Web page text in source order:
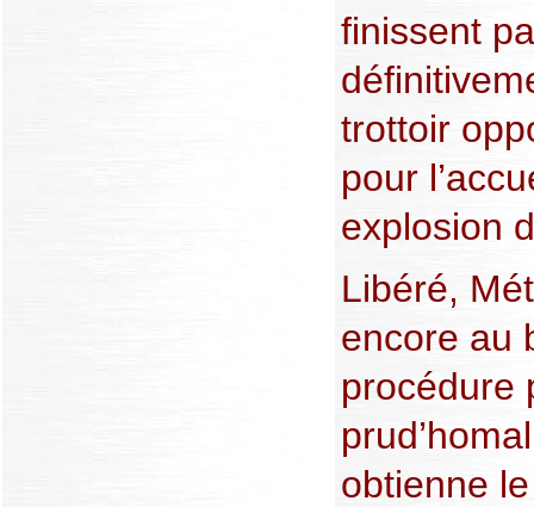
finissent
trottoir
pour
explosion
Libéré,
encore au
procédure
obtienne